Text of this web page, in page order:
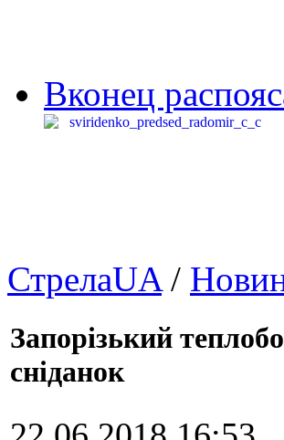
Вконец
СтрелаUA/
Запорізький
сніданок